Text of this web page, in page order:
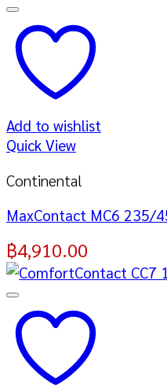
Add to wishlist
Quick View
Continental
MaxContact MC6 235/
฿4,910.00